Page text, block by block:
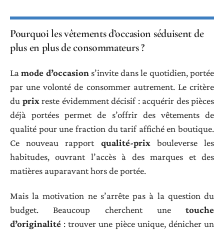
Pourquoi les vêtements d’occasion séduisent de
plus en plus de consommateurs ?
Lamode d’occasion s’invite dans le quotidien, portée
par une volonté de consommer autrement. Le critère
du prix reste évidemment décisif : acquérir des pièces
déjà portées permet de s’offrir des vêtements de
qualité pour une fraction du tarif affiché en boutique.
Ce nouveau rapport qualité-prix bouleverse les
habitudes, ouvrant l’accès à des marques et des
matières auparavant hors de portée.
Mais la motivation ne s’arrête pas à la question du
budget. Beaucoup cherchent une touche
d’originalité : trouver une pièce unique, dénicher un